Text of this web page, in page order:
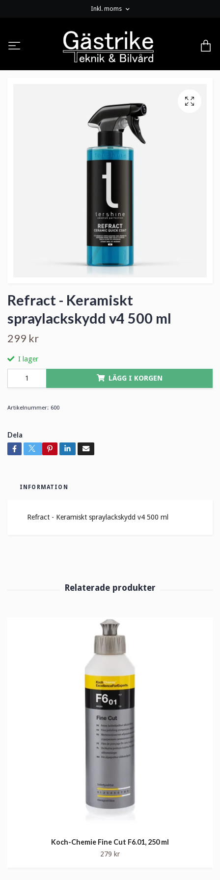
Inkl. moms
Refract - Keramiskt
spraylackskydd v4 500 ml
299 kr
I lager
LÄGG I KORGEN
Artikelnummer: 600
Dela
INFORMATION
Refract - Keramiskt spraylackskydd v4 500 ml
Koch-Chemie Fine Cut F6.01, 250 ml
279 kr